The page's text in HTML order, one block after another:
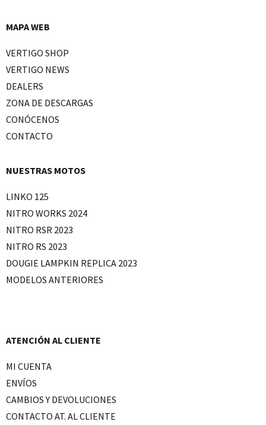
MAPA WEB
VERTIGO SHOP
VERTIGO NEWS
DEALERS
ZONA DE DESCARGAS
CONÓCENOS
CONTACTO
NUESTRAS MOTOS
LINKO 125
NITRO WORKS 2024
NITRO RSR 2023
NITRO RS 2023
DOUGIE LAMPKIN REPLICA 2023
MODELOS ANTERIORES
ATENCIÓN AL CLIENTE
MI CUENTA
ENVÍOS
CAMBIOS Y DEVOLUCIONES
CONTACTO AT. AL CLIENTE